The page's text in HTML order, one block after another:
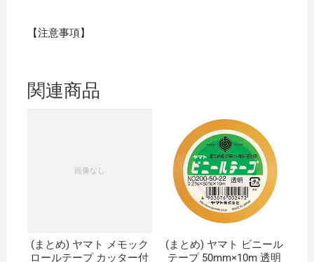
【注意事項】
関連商品
(まとめ) ヤマト メモック
ロールテープ カッター付
(まとめ) ヤマト ビニール
テープ 50mm×10m 透明